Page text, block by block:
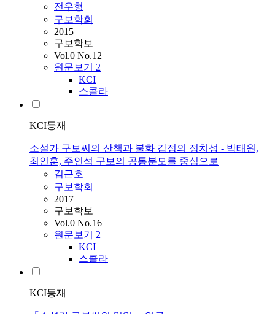
전우형
구보학회
2015
구보학보
Vol.0 No.12
원문보기 2
KCI
스콜라
KCI등재
소설가 구보씨의 산책과 불화 감정의 정치성 - 박태원,
최인훈, 주인석 구보의 공통분모를 중심으로
김근호
구보학회
2017
구보학보
Vol.0 No.16
원문보기 2
KCI
스콜라
KCI등재